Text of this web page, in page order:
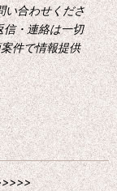
い合わせくださ
信・連絡は一切
件で情報提供